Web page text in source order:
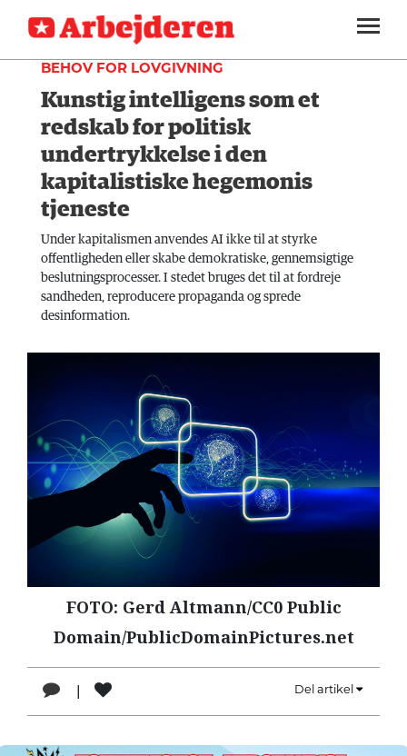
SEKTIONER
ARBEJDEREN
MENER
FAGLIGT
INDLAND
UDLAND
KULTUR
KALENDER
LÆSER
TIL
LÆSER
HISTORIE
SOUNDCLOUD
ABONNER
LOG IND
OM
ARBEJDEREN
BEHOV FOR LOVGIVNING
Kunstig intelligens som et
redskab for politisk
undertrykkelse i den
kapitalistiske hegemonis
tjeneste
Under kapitalismen anvendes AI ikke til at styrke
offentligheden eller skabe demokratiske, gennemsigtige
beslutningsprocesser. I stedet bruges det til at fordreje
sandheden, reproducere propaganda og sprede
desinformation.
FOTO: Gerd Altmann/CC0 Public
Domain/PublicDomainPictures.net
Del artikel